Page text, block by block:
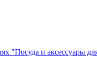
"Посуда и аксессуары